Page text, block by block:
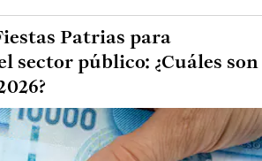
Patrias para
sector público: ¿Cuáles son